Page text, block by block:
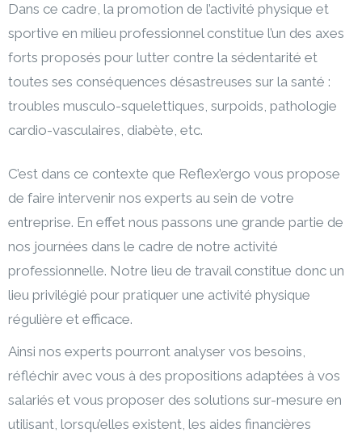
Dans ce cadre, la promotion de l’activité physique et
sportive en milieu professionnel constitue l’un des axes
forts proposés pour lutter contre la sédentarité et
toutes ses conséquences désastreuses sur la santé :
troubles musculo-squelettiques, surpoids, pathologie
cardio-vasculaires, diabète, etc.
C’est dans ce contexte que Reflex’ergo vous propose
de faire intervenir nos experts au sein de votre
entreprise. En effet nous passons une grande partie de
nos journées dans le cadre de notre activité
professionnelle. Notre lieu de travail constitue donc un
lieu privilégié pour pratiquer une activité physique
régulière et efficace.
Ainsi nos experts pourront analyser vos besoins,
réfléchir avec vous à des propositions adaptées à vos
salariés et vous proposer des solutions sur-mesure en
utilisant, lorsqu’elles existent, les aides financières